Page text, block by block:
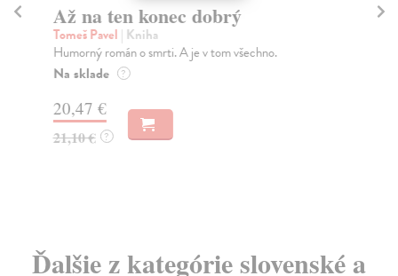
Až na ten konec dobrý
Tomeš Pavel | Kniha
Humorný román o smrti. A je v tom všechno.
Na sklade ?
20,47 €
21,10 € ?
Ďalšie z kategórie slovenské a